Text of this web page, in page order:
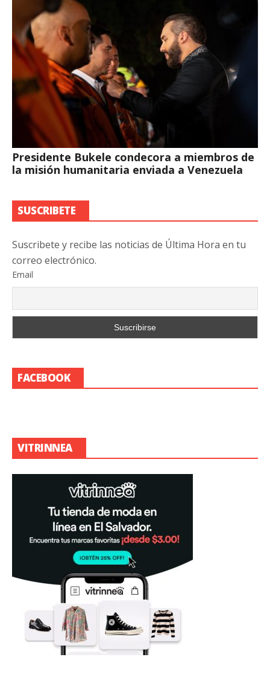
Presidente Bukele condecora a miembros de
la misión humanitaria enviada a Venezuela
SUSCRIBETE
Suscribete y recibe las noticias de Última Hora en tu
correo electrónico.
Email
FACEBOOK
VITRINNEA